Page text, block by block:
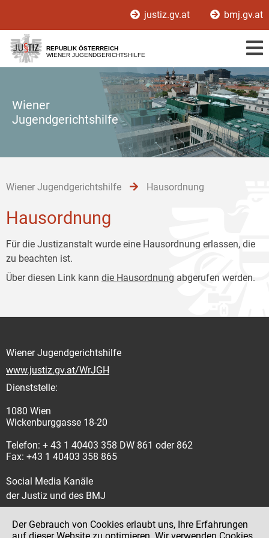
[1]
[2]
[3]
justiz.gv.at bmj.gv.at
REPUBLIK ÖSTERREICH
WIENER JUGENDGERICHTSHILFE
Wiener
Jugendgerichtshilfe
Wiener Jugendgerichtshilfe Hausordnung
Hausordnung
Für die Justizanstalt wurde eine Hausordnung erlassen, die
zu beachten ist.
Über diesen Link kann die Hausordnung abgerufen werden.
Wiener Jugendgerichtshilfe
www.justiz.gv.at/WrJGH
Dienststelle:
1080 Wien
Wickenburggasse 18-20
Telefon: + 43 1 40403 358 DW 861 oder 862
Fax: +43 1 40403 358 865
Social Media Kanäle
der Justiz und des BMJ
Der Gebrauch von Cookies erlaubt uns, Ihre Erfahrungen